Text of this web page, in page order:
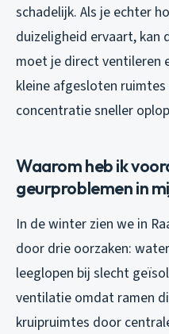
schadelijk. Als je echter
duizeligheid ervaart, kan
moet je direct ventileren
kleine afgesloten
concentratie sneller
Waarom heb ik
geurproblemen in
In de winter zien we in
door drie oorzaken:
leeglopen bij slecht
ventilatie omdat ramen
kruipruimtes door